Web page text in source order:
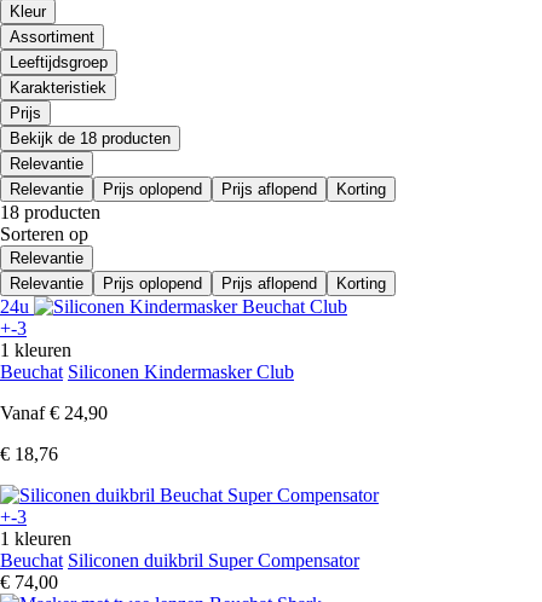
Kleur
Assortiment
Leeftijdsgroep
Karakteristiek
Prijs
Bekijk de 18 producten
Relevantie
Relevantie
Prijs oplopend Prijs aflopend Korting
18 producten
Sorteren op
Relevantie
Relevantie
Prijs oplopend Prijs aflopend Korting
24u
+-3
1 kleuren
Beuchat Siliconen Kindermasker Club
Vanaf € 24,90
€ 18,76
+-3
1 kleuren
Beuchat Siliconen duikbril Super Compensator
€ 74,00